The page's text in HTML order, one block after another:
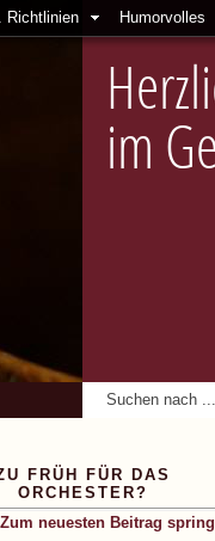
Richtlinien Humorvolles
im
FRÜH FÜR DAS
ORCHESTER?
Zum neuesten Beitrag